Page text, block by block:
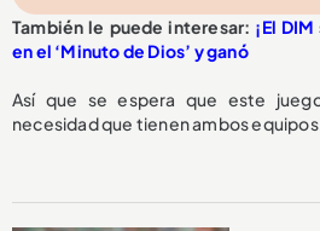
También le puede interesar: ¡El
en el ‘Minuto de Dios’ y ganó
Así que se espera que este
necesidad que tienen ambos